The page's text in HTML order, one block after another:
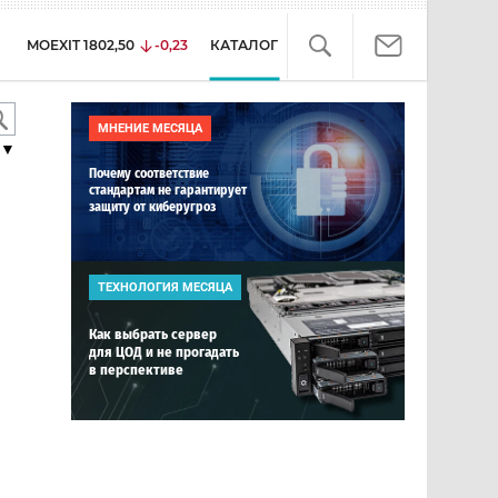
MOEXIT 1802,50 -0,23 КАТАЛОГ
МНЕНИЕ МЕСЯЦА
Почему соответствие
стандартам не гарантирует
защиту от киберугроз
ТЕХНОЛОГИЯ МЕСЯЦА
Как выбрать сервер
для ЦОД и не прогадать
в перспективе